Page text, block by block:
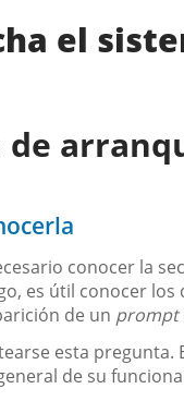
el
de
conocer la
es útil conocer
de un prompt
esta
de su